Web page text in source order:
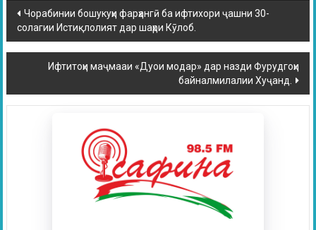
Чорабинии бошукуҳи фарҳангӣ ба ифтихори ҷашни 30-
солагии Истиқлолият дар шаҳри Кӯлоб.
Ифтитоҳи маҷмааи «Дуои модар» дар назди Фурудгоҳи
байналмилалии Хуҷанд.